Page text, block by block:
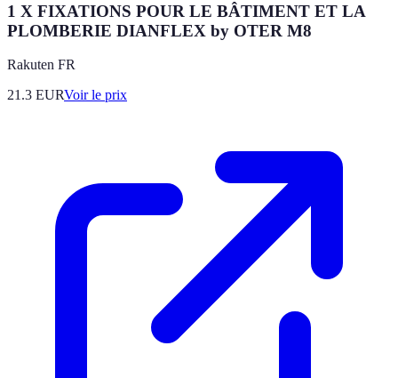
1 X FIXATIONS POUR LE BÂTIMENT ET LA
PLOMBERIE DIANFLEX by OTER M8
Rakuten FR
21.3 EURVoir le prix